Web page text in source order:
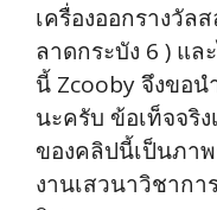
เครื่องออกรางวัล
ลาดกระบัง 6 ) แ
นี้ Zcooby จึงขอ
นะครับ ข้อเท็จจริ
ของคลิปนี้เป็นภา
งานเสวนาวิชากา